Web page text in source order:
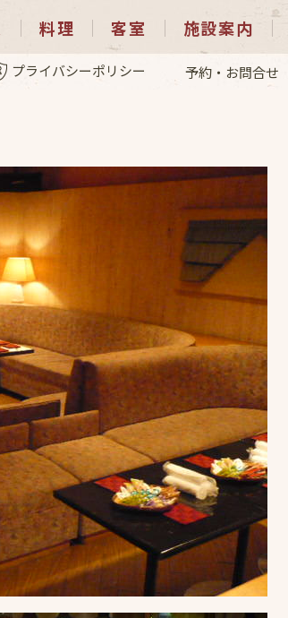
料理 客室 施設案内
プライバシーポリシー 予約・お問合せ